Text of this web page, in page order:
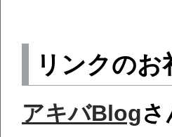
リンクのお
アキバBlogさ